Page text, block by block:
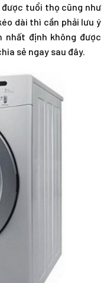
được tuổi thọ cũng như
dài thì cần phải lưu ý
nhất định không được
sẻ ngay sau đây.